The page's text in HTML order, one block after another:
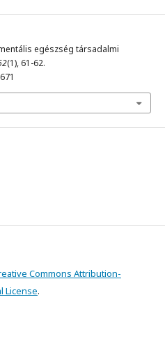
egészség társadalmi
(1), 61-62.
Commons Attribution-
License.